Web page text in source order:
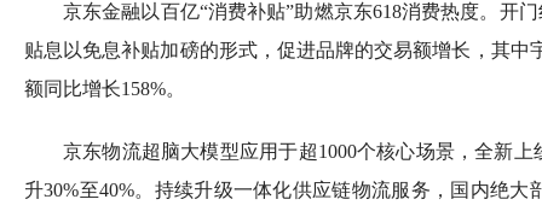
京东金融以百亿“消费补贴”助燃京东618消费热度。开
贴息以免息补贴加磅的形式，促进品牌的交易额增长，其中
额同比增长158%。
京东物流超脑大模型应用于超1000个核心场景，全新
升30%至40%。持续升级一体化供应链物流服务，国内绝